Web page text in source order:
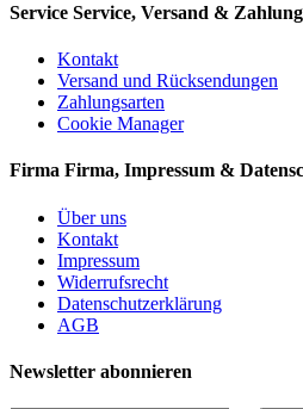
Service Service, Versand & Zahlung
Kontakt
Versand und Rücksendungen
Zahlungsarten
Cookie Manager
Firma Firma, Impressum &
Über uns
Kontakt
Impressum
Widerrufsrecht
Datenschutzerklärung
AGB
Newsletter abonnieren